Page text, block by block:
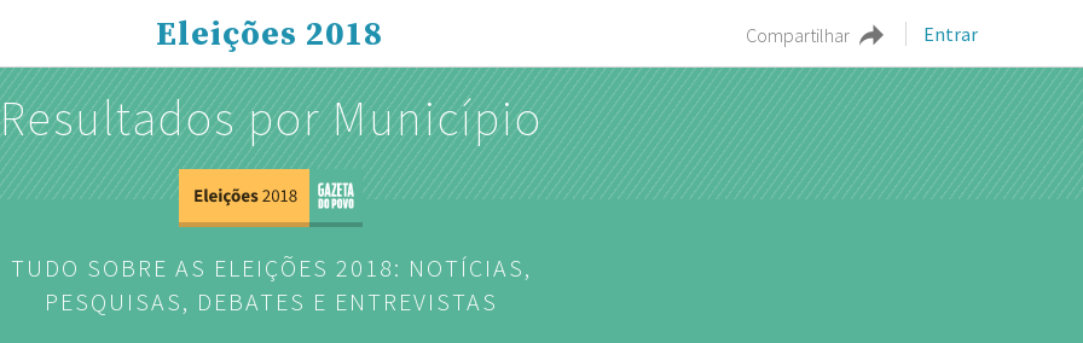
Compartilhar Entrar
Eleições 2018
Resultados por Município
TUDO SOBRE AS ELEIÇÕES 2018: NOTÍCIAS,
PESQUISAS, DEBATES E ENTREVISTAS